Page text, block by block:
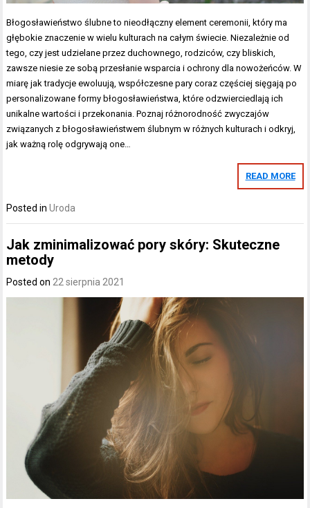
Błogosławieństwo ślubne to nieodłączny element ceremonii, który ma
głębokie znaczenie w wielu kulturach na całym świecie. Niezależnie od
tego, czy jest udzielane przez duchownego, rodziców, czy bliskich,
zawsze niesie ze sobą przesłanie wsparcia i ochrony dla nowożeńców. W
miarę jak tradycje ewoluują, współczesne pary coraz częściej sięgają po
personalizowane formy błogosławieństwa, które odzwierciedlają ich
unikalne wartości i przekonania. Poznaj różnorodność zwyczajów
związanych z błogosławieństwem ślubnym w różnych kulturach i odkryj,
jak ważną rolę odgrywają one…
READ MORE
Posted inUroda
Jak zminimalizować pory skóry: Skuteczne
metody
Posted on22 sierpnia 2021